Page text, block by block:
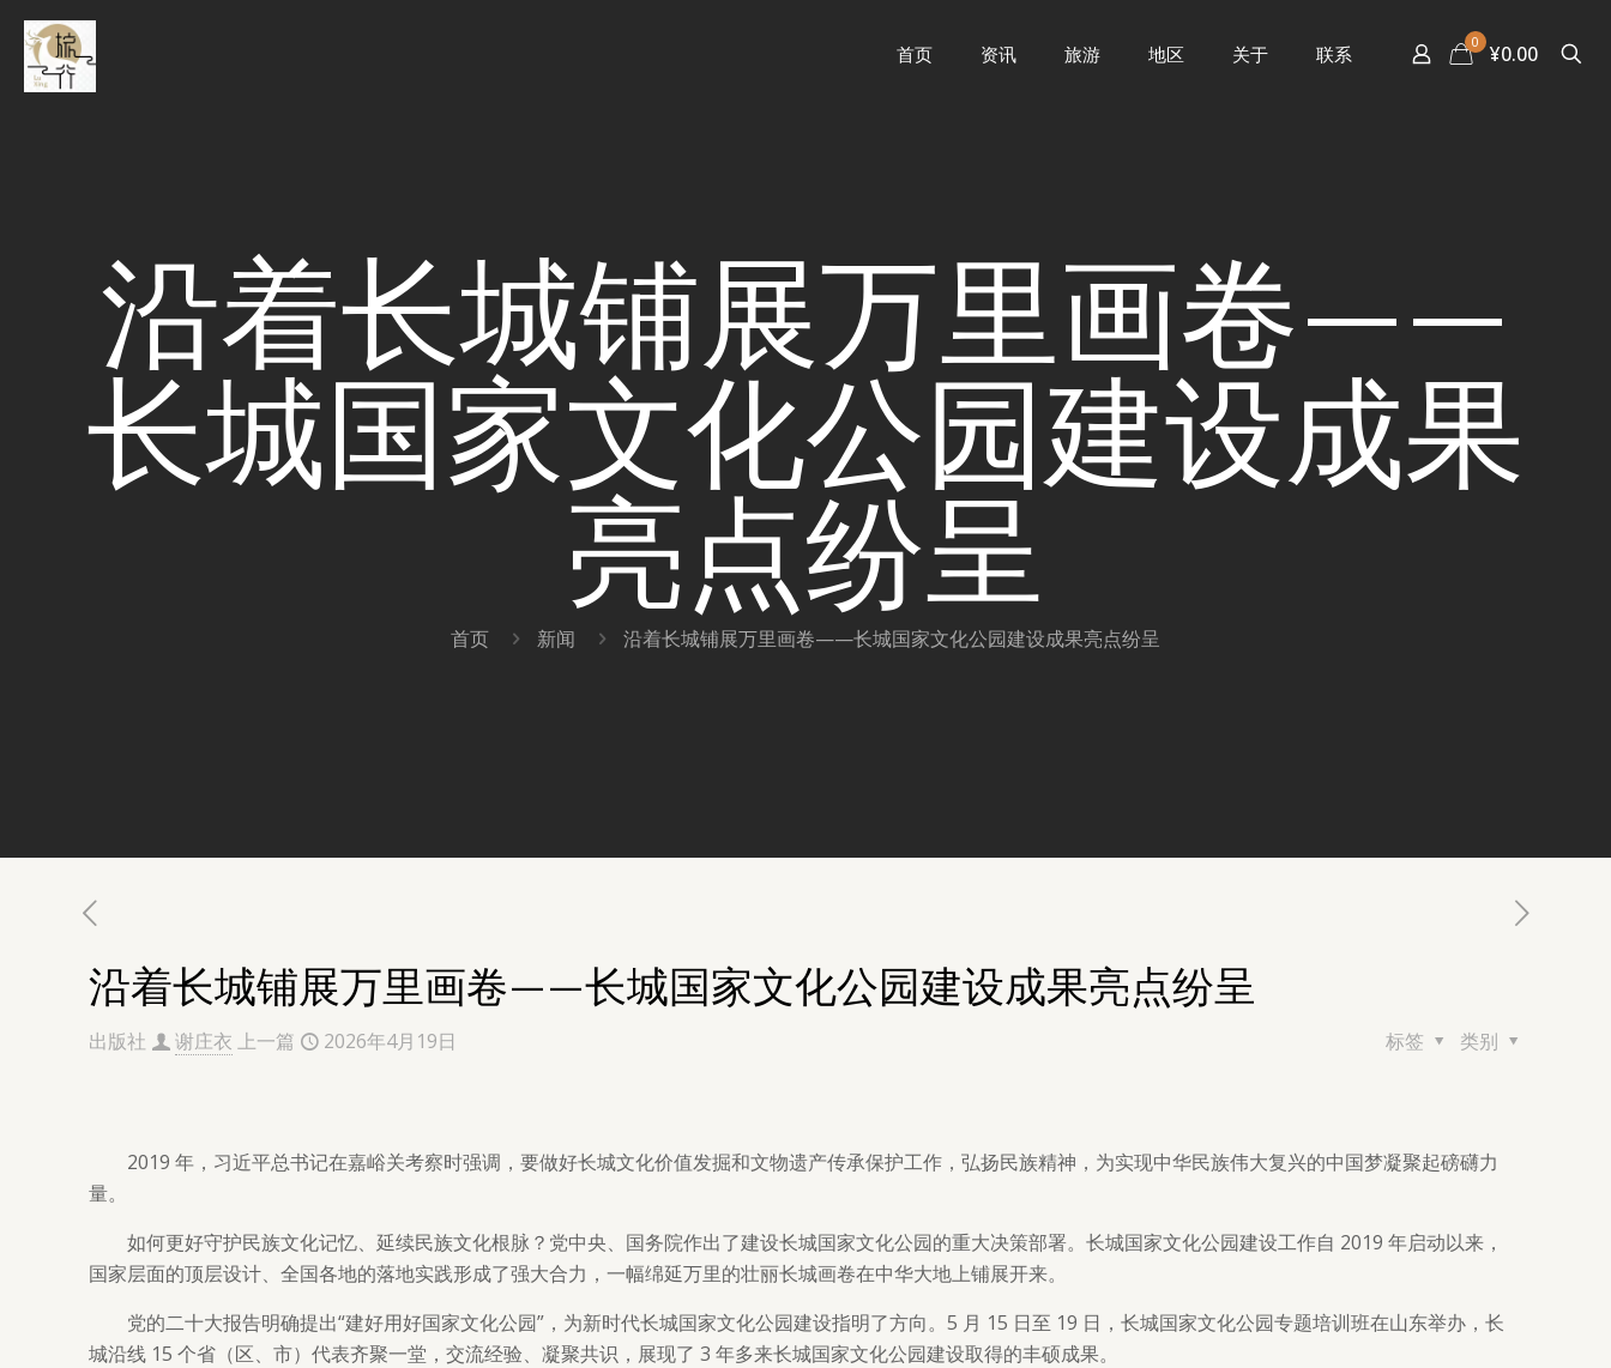
首页 资讯 旅游 地区 关于 联系
0 ¥0.00
沿着长城铺展万里画卷——
长城国家文化公园建设成果
亮点纷呈
首页 新闻 沿着长城铺展万里画卷——长城国家文化公园建设成果亮点纷呈
沿着长城铺展万里画卷——长城国家文化公园建设成果亮点纷呈
出版社 谢庄衣 上一篇 2026年4月19日 类别
标签
2019 年，习近平总书记在嘉峪关考察时强调，要做好长城文化价值发掘和文物遗产传承保护工作，弘扬民族精神，为实现中华民族伟大复兴的中国梦凝聚起磅礴力
量。
如何更好守护民族文化记忆、延续民族文化根脉？党中央、国务院作出了建设长城国家文化公园的重大决策部署。长城国家文化公园建设工作自 2019 年启动以来，
国家层面的顶层设计、全国各地的落地实践形成了强大合力，一幅绵延万里的壮丽长城画卷在中华大地上铺展开来。
党的二十大报告明确提出“建好用好国家文化公园”，为新时代长城国家文化公园建设指明了方向。5 月 15 日至 19 日，长城国家文化公园专题培训班在山东举办，长
城沿线 15 个省（区、市）代表齐聚一堂，交流经验、凝聚共识，展现了 3 年多来长城国家文化公园建设取得的丰硕成果。